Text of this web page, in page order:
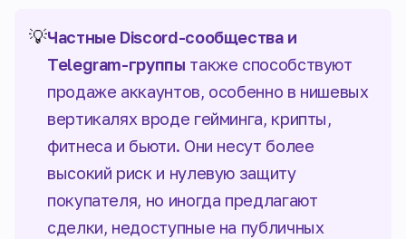
💡Частные Discord-сообщества и
Telegram-группы также способствуют
продаже аккаунтов, особенно в нишевых
вертикалях вроде гейминга, крипты,
фитнеса и бьюти. Они несут более
высокий риск и нулевую защиту
покупателя, но иногда предлагают
сделки, недоступные на публичных